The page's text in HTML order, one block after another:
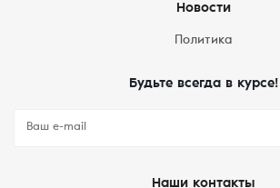
Новости
Политика
Будьте всегда в курсе!
Наши контакты